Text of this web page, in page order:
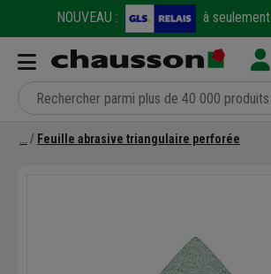
NOUVEAU : à seulement
Feuille abrasive triangulaire perforée